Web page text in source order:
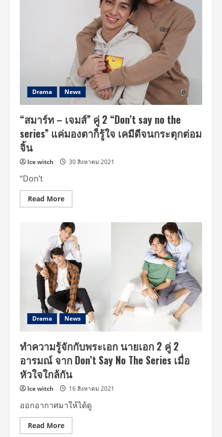
หัวใจ
ใกล้
วัน
ศุกร์
ที่
3
กันยายน
นี้
แผน
พังๆ
ของ
พี่
น้อง
แฟน
Drama News
“สมาร์ท – เจมส์” คู่ 2 “Don’t say no the
series” แค่มองตาก็รู้ใจ เคมีดีจนกระตุกต่อม
จิ้น
Ice witch 30 สิงหาคม 2021
“Don’t
Read MoreRead
more
ร์ท
–
เจมส์”
คู่
2
“Don’t
say
no
the
series”
แค่
มอง
ตา
ก็
รู้
ใจ
ดี
จน
กระตุก
ต่อม
จิ้น
Drama News
ทำความรู้จักกับพระเอก นายเอก 2 คู่ 2
อารมณ์ จาก Don’t Say No The Series เมื่อ
หัวใจใกล้กัน
Ice witch 16 สิงหาคม 2021
ออกอากาศมาให้ได้ดู
Read MoreRead
more